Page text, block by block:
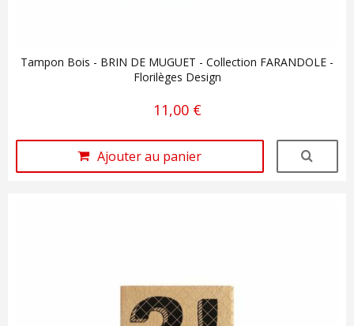
Tampon Bois - BRIN DE MUGUET - Collection FARANDOLE -
Florilèges Design
11,00 €
Ajouter au panier